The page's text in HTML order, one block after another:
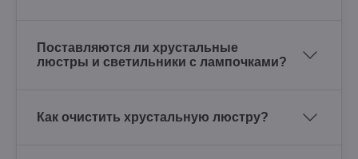
Поставляются ли хрустальные
люстры и светильники с лампочками?
Как очистить хрустальную люстру?